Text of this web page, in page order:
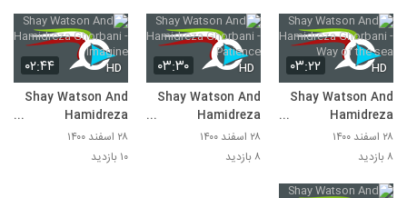
۰۳:۲۲ HD
Shay Watson And
Hamidreza
Ghorbani - Way of
the sea
۲۸ اسفند ۱۴۰۰
۸ بازدید
۰۳:۳۰ HD
Shay Watson And
Hamidreza
Ghorbani -
Patience
۲۸ اسفند ۱۴۰۰
۸ بازدید
۰۲:۴۴ HD
Shay Watson And
Hamidreza
Ghorbani - Imagine
۲۸ اسفند ۱۴۰۰
۱۰ بازدید